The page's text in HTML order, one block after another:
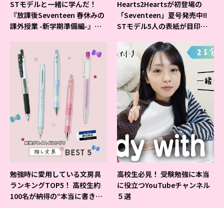
STモデルと一緒に学んだ！
『放課後Seventeen 春休みの
課外授業 -新学期準備編-』イ
Hearts2Heartsが初登場の
「Seventeen」夏号発売中!!
STモデル5人の表紙が目印だ
勉強時に愛用している文房具
ランキングTOP5！ 高校生約
100名が納得の“本当に書きや
高校生必見！ 受験勉強に本当
に役立つYouTubeチャンネル
５選